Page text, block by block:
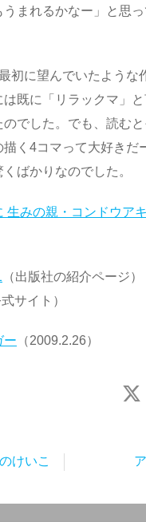
まれるかなー」と思
初に望んでいたような
既に「リラックマ」
でした。でも、読む
く4コマって大好きだ
ばかりなのでした。
生みの親・コンドウア
（出版社の紹介ページ）
サイト）
ー （2009.2.26）
けいこ